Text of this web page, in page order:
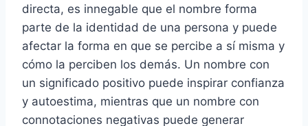
directa, es innegable que el nombre forma
parte de la identidad de una persona y puede
afectar la forma en que se percibe a sí misma y
cómo la perciben los demás. Un nombre con
un significado positivo puede inspirar confianza
y autoestima, mientras que un nombre con
connotaciones negativas puede generar